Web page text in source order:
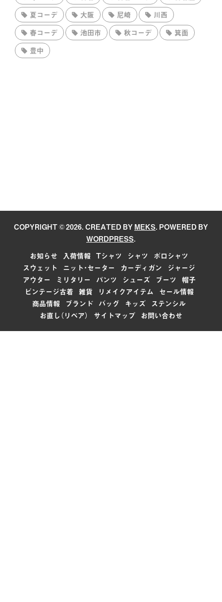
夏コーデ
大阪 尼崎
川西
春コーデ
池田市 秋コーデ
箕面
豊中
COPYRIGHT © 2026. CREATED BY MEKS. POWERED BY
WORDPRESS.
お知らせ
入荷情報 Tシャツ シャツ
ポロシャツ
スウェット
ニット・セーター カーディガン
ジャージ
アウター
ミリタリー パンツ シューズ ブーツ
帽子
ビンテージ古着 雑貨 リメイクアイテム
セール情報
商品情報
ブランド バッグ キッズ
ステンシル
お直し（リペア）
サイトマップ お問い合わせ